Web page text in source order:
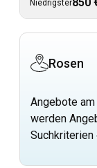
Niedrigster
Rosen
Angebote
werden
Suchkriterien